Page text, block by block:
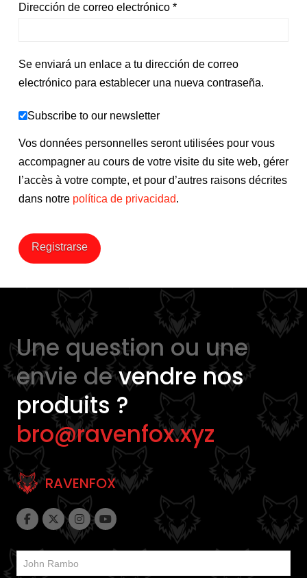
Dirección de correo electrónico *Obligatorio
Se enviará un enlace a tu dirección de correo
electrónico para establecer una nueva contraseña.
Subscribe to our newsletter
Vos données personnelles seront utilisées pour vous
accompagner au cours de votre visite du site web, gérer
l’accès à votre compte, et pour d’autres raisons décrites
dans notre política de privacidad.
Registrarse
Une question ou une
envie devendre nos
produits ?
bro@ravenfox.xyz
RAVENFOX